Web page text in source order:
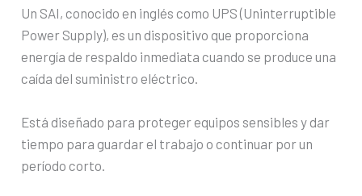
Un SAI, conocido en inglés como UPS (Uninterruptible
Power Supply), es un dispositivo que proporciona
energía de respaldo inmediata cuando se produce una
caída del suministro eléctrico.
Está diseñado para proteger equipos sensibles y dar
tiempo para guardar el trabajo o continuar por un
período corto.